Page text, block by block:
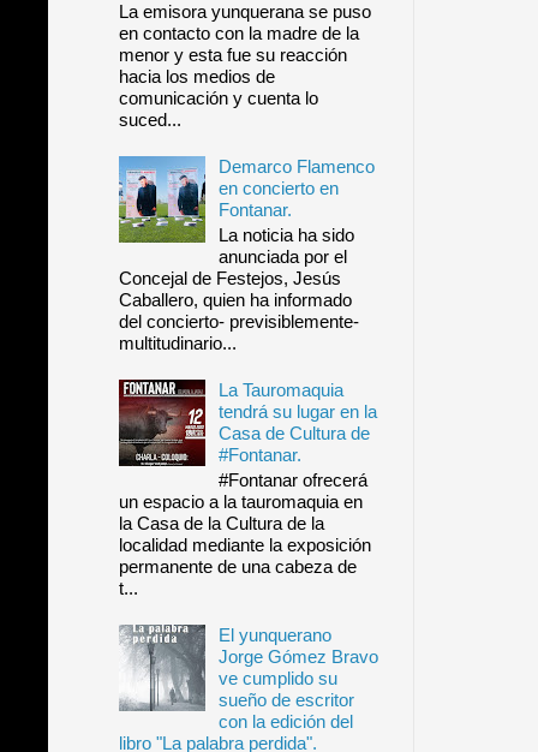
La emisora yunquerana se puso
en contacto con la madre de la
menor y esta fue su reacción
hacia los medios de
comunicación y cuenta lo
suced...
Demarco Flamenco
en concierto en
Fontanar.
La noticia ha sido
anunciada por el
Concejal de Festejos, Jesús
Caballero, quien ha informado
del concierto- previsiblemente-
multitudinario...
La Tauromaquia
tendrá su lugar en la
Casa de Cultura de
#Fontanar.
#Fontanar ofrecerá
un espacio a la tauromaquia en
la Casa de la Cultura de la
localidad mediante la exposición
permanente de una cabeza de
t...
El yunquerano
Jorge Gómez Bravo
ve cumplido su
sueño de escritor
con la edición del
libro "La palabra perdida".